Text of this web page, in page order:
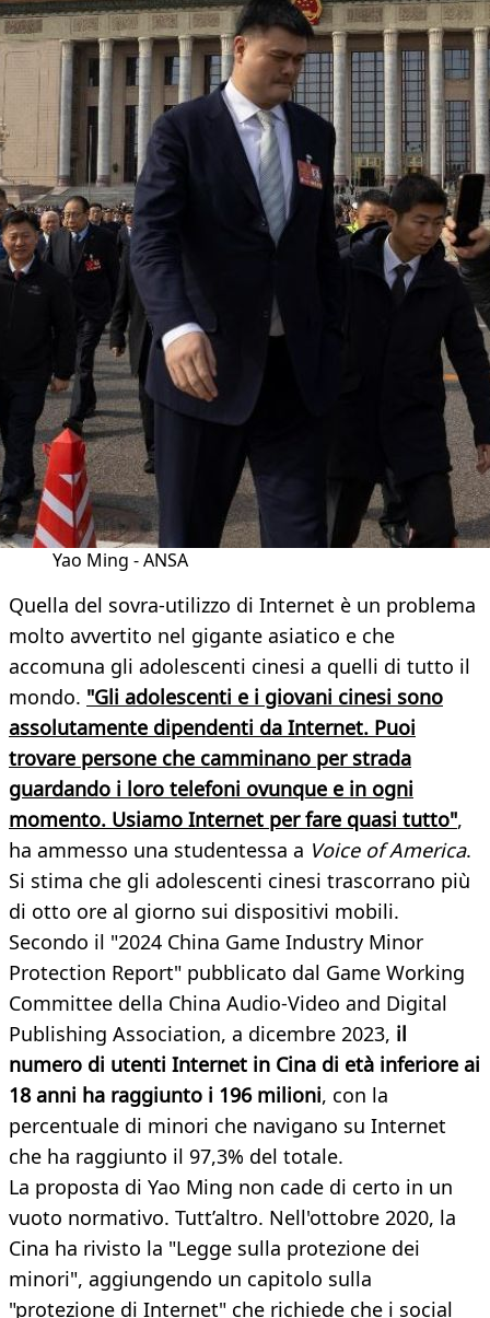
Yao Ming - ANSA
Quella del sovra-utilizzo di Internet è un problema
molto avvertito nel gigante asiatico e che
accomuna gli adolescenti cinesi a quelli di tutto il
mondo. "Gli adolescenti e i giovani cinesi sono
assolutamente dipendenti da Internet. Puoi
trovare persone che camminano per strada
guardando i loro telefoni ovunque e in ogni
momento. Usiamo Internet per fare quasi tutto",
ha ammesso una studentessa a Voice of America.
Si stima che gli adolescenti cinesi trascorrano più
di otto ore al giorno sui dispositivi mobili.
Secondo il "2024 China Game Industry Minor
Protection Report" pubblicato dal Game Working
Committee della China Audio-Video and Digital
Publishing Association, a dicembre 2023, il
numero di utenti Internet in Cina di età inferiore ai
18 anni ha raggiunto i 196 milioni, con la
percentuale di minori che navigano su Internet
che ha raggiunto il 97,3% del totale.
La proposta di Yao Ming non cade di certo in un
vuoto normativo. Tutt’altro. Nell'ottobre 2020, la
Cina ha rivisto la "Legge sulla protezione dei
minori", aggiungendo un capitolo sulla
"protezione di Internet" che richiede che i social